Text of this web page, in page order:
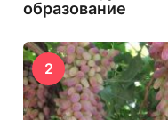
образование
2